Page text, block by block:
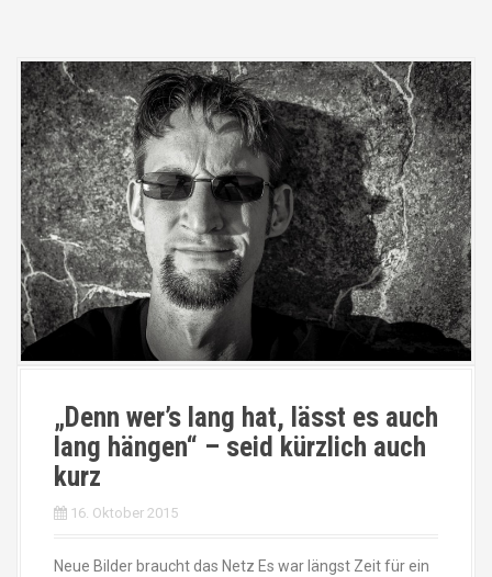
„Denn wer’s lang hat, lässt es auch
lang hängen“ – seid kürzlich auch
kurz
16. Oktober 2015
Neue Bilder braucht das Netz Es war längst Zeit für ein